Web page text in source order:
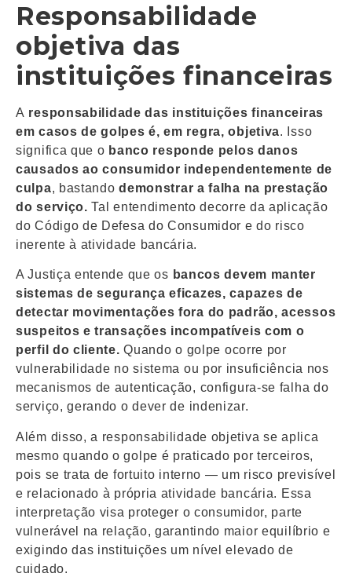
Responsabilidade
objetiva das
instituições financeiras
A responsabilidade das instituições financeiras
em casos de golpes é, em regra, objetiva. Isso
significa que o banco responde pelos danos
causados ao consumidor independentemente de
culpa, bastandodemonstrar a falha na prestação
do serviço. Tal entendimento decorre da aplicação
do Código de Defesa do Consumidor e do risco
inerente à atividade bancária.
A Justiça entende que os bancos devem manter
sistemas de segurança eficazes, capazes de
detectar movimentações fora do padrão, acessos
suspeitos e transações incompatíveis com o
perfil do cliente. Quando o golpe ocorre por
vulnerabilidade no sistema ou por insuficiência nos
mecanismos de autenticação, configura-se falha do
serviço, gerando o dever de indenizar.
Além disso, a responsabilidade objetiva se aplica
mesmo quando o golpe é praticado por terceiros,
pois se trata de fortuito interno — um risco previsível
e relacionado à própria atividade bancária. Essa
interpretação visa proteger o consumidor, parte
vulnerável na relação, garantindo maior equilíbrio e
exigindo das instituições um nível elevado de
cuidado.